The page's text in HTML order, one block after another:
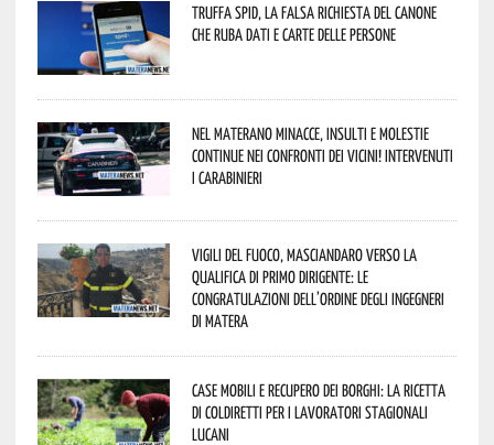
Truffa Spid, la falsa richiesta del canone
che ruba dati e carte delle persone
Nel materano minacce, insulti e molestie
continue nei confronti dei vicini! Intervenuti
i Carabinieri
Vigili del Fuoco, Masciandaro verso la
qualifica di Primo Dirigente: le
congratulazioni dell’Ordine degli Ingegneri
di Matera
Case mobili e recupero dei borghi: la ricetta
di Coldiretti per i lavoratori stagionali
lucani